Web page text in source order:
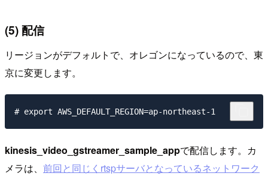
(5) 配信
リージョンがデフォルトで、オレゴンになっているので、東
京に変更します。
kinesis_video_gstreamer_sample_appで配信します。カ
メラは、 前回と同じくrtspサーバとなっているネットワーク